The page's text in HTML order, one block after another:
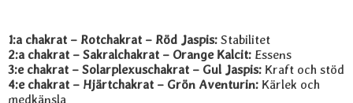
1:a chakrat – Rotchakrat – Röd Jaspis: Stabilitet
2:a chakrat – Sakralchakrat – Orange Kalcit: Essens
3:e chakrat – Solarplexuschakrat – Gul Jaspis: Kraft och stöd
4:e chakrat – Hjärtchakrat – Grön Aventurin: Kärlek och
medkänsla